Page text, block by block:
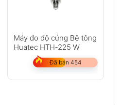
Máy đo độ cứng Bê tông
Huatec HTH-225 W
Đã bán 454